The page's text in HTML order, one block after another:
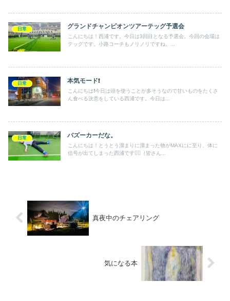
日常 グランドチャンピオンツアーテッグ予選会
こんにちは！西浦です。今日は3回目となる予選会。今回の会場は
テッグです。小路コーチもノリノリですね。...
日常 本気モード❗️
こんにちは❗️今日は頭を使うことが多そうなので甘いものをたくさ
ん食べる決意をしている西浦です。今日は...
日常 バズーカーだな。
こんにちは！とうとう溜まりに溜まった物がMAXにに至り、体に
信号が出てしまった西浦です😵‍💫（皆さん...
真夜中のチェアリング
気になる本